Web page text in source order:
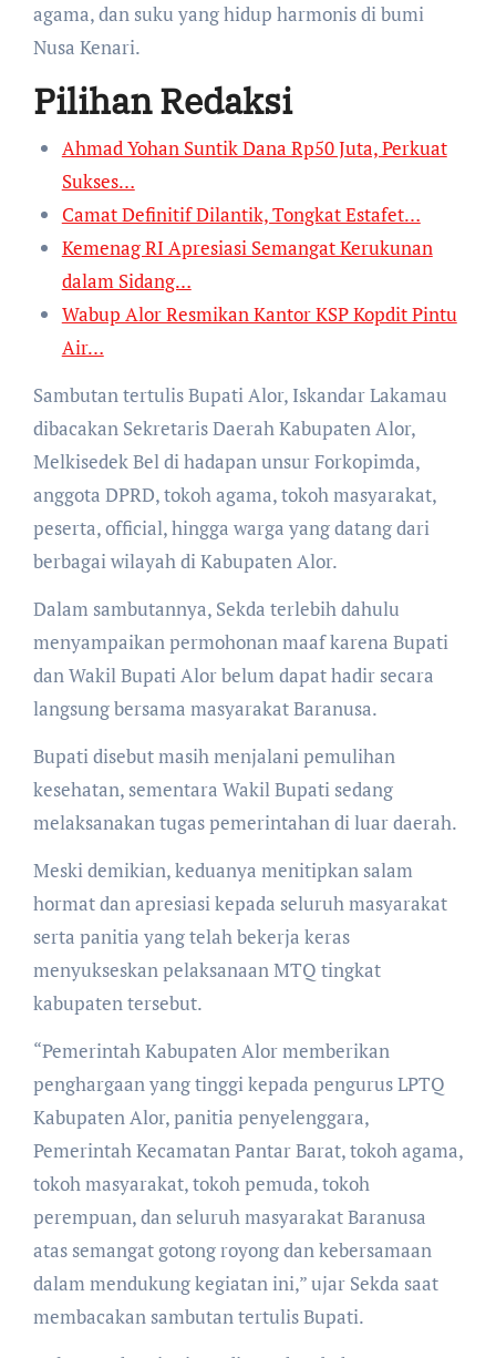
agama, dan suku yang hidup harmonis di bumi
Nusa Kenari.
Pilihan Redaksi
Ahmad Yohan Suntik Dana Rp50 Juta, Perkuat
Sukses…
Camat Definitif Dilantik, Tongkat Estafet…
Kemenag RI Apresiasi Semangat Kerukunan
dalam Sidang…
Wabup Alor Resmikan Kantor KSP Kopdit Pintu
Air…
Sambutan tertulis Bupati Alor, Iskandar Lakamau
dibacakan Sekretaris Daerah Kabupaten Alor,
Melkisedek Bel di hadapan unsur Forkopimda,
anggota DPRD, tokoh agama, tokoh masyarakat,
peserta, official, hingga warga yang datang dari
berbagai wilayah di Kabupaten Alor.
Dalam sambutannya, Sekda terlebih dahulu
menyampaikan permohonan maaf karena Bupati
dan Wakil Bupati Alor belum dapat hadir secara
langsung bersama masyarakat Baranusa.
Bupati disebut masih menjalani pemulihan
kesehatan, sementara Wakil Bupati sedang
melaksanakan tugas pemerintahan di luar daerah.
Meski demikian, keduanya menitipkan salam
hormat dan apresiasi kepada seluruh masyarakat
serta panitia yang telah bekerja keras
menyukseskan pelaksanaan MTQ tingkat
kabupaten tersebut.
“Pemerintah Kabupaten Alor memberikan
penghargaan yang tinggi kepada pengurus LPTQ
Kabupaten Alor, panitia penyelenggara,
Pemerintah Kecamatan Pantar Barat, tokoh agama,
tokoh masyarakat, tokoh pemuda, tokoh
perempuan, dan seluruh masyarakat Baranusa
atas semangat gotong royong dan kebersamaan
dalam mendukung kegiatan ini,” ujar Sekda saat
membacakan sambutan tertulis Bupati.